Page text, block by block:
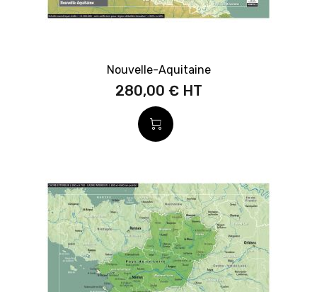
Nouvelle-Aquitaine
280,00 €